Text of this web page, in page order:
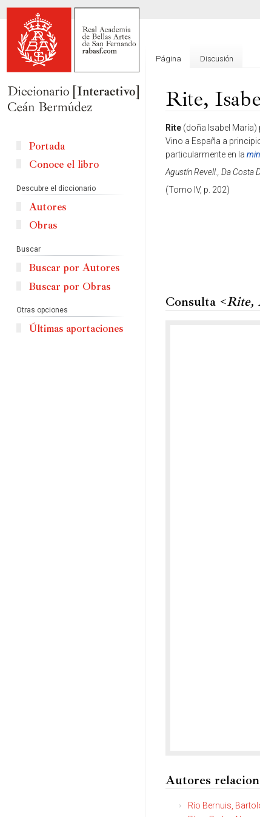
Rite,
Ir
a
la
navegación
Ir
a
la
búsqueda
Rite (doña Isabel María)
Vino a España a
particularmente en la
Agustín Revell., Da Costa
(Tomo IV, p. 202)
Consulta <Rite,
Autores
Río Bernuis,
Página Discusión
Portada
Conoce el libro
Descubre el diccionario
Autores
Obras
Buscar
Buscar por Autores
Buscar por Obras
Otras opciones
Últimas aportaciones